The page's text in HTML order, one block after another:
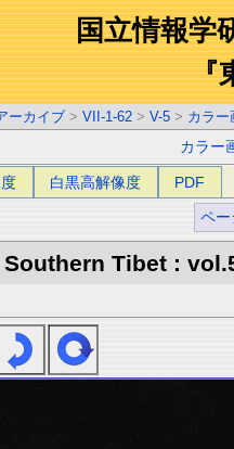
国立情報学
『
ーカイブ > VII-1-62 > V-5 > カラー
カラー
白黒高解像度 PDF
ペー
Southern Tibet :